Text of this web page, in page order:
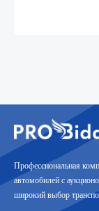
Профессиональная
автомобилей с
широкий выбор